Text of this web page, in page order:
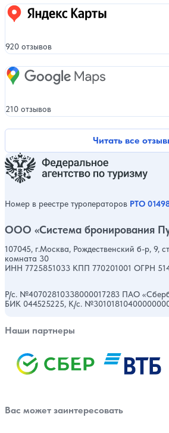
Читать все
Яндекс карты
920 отзывов
Google Maps
210 отзывов
Номер в реестре туроператоров РТО
ООО «Система бронирования
107045, г.Москва, Рождественский б-р, 9,
комната 30
ИНН 7725851033 КПП 770201001 ОГРН
Р/с. №40702810338000017283 ПАО
БИК 044525225, К/с.
Наши партнеры
Вас может заинтересовать